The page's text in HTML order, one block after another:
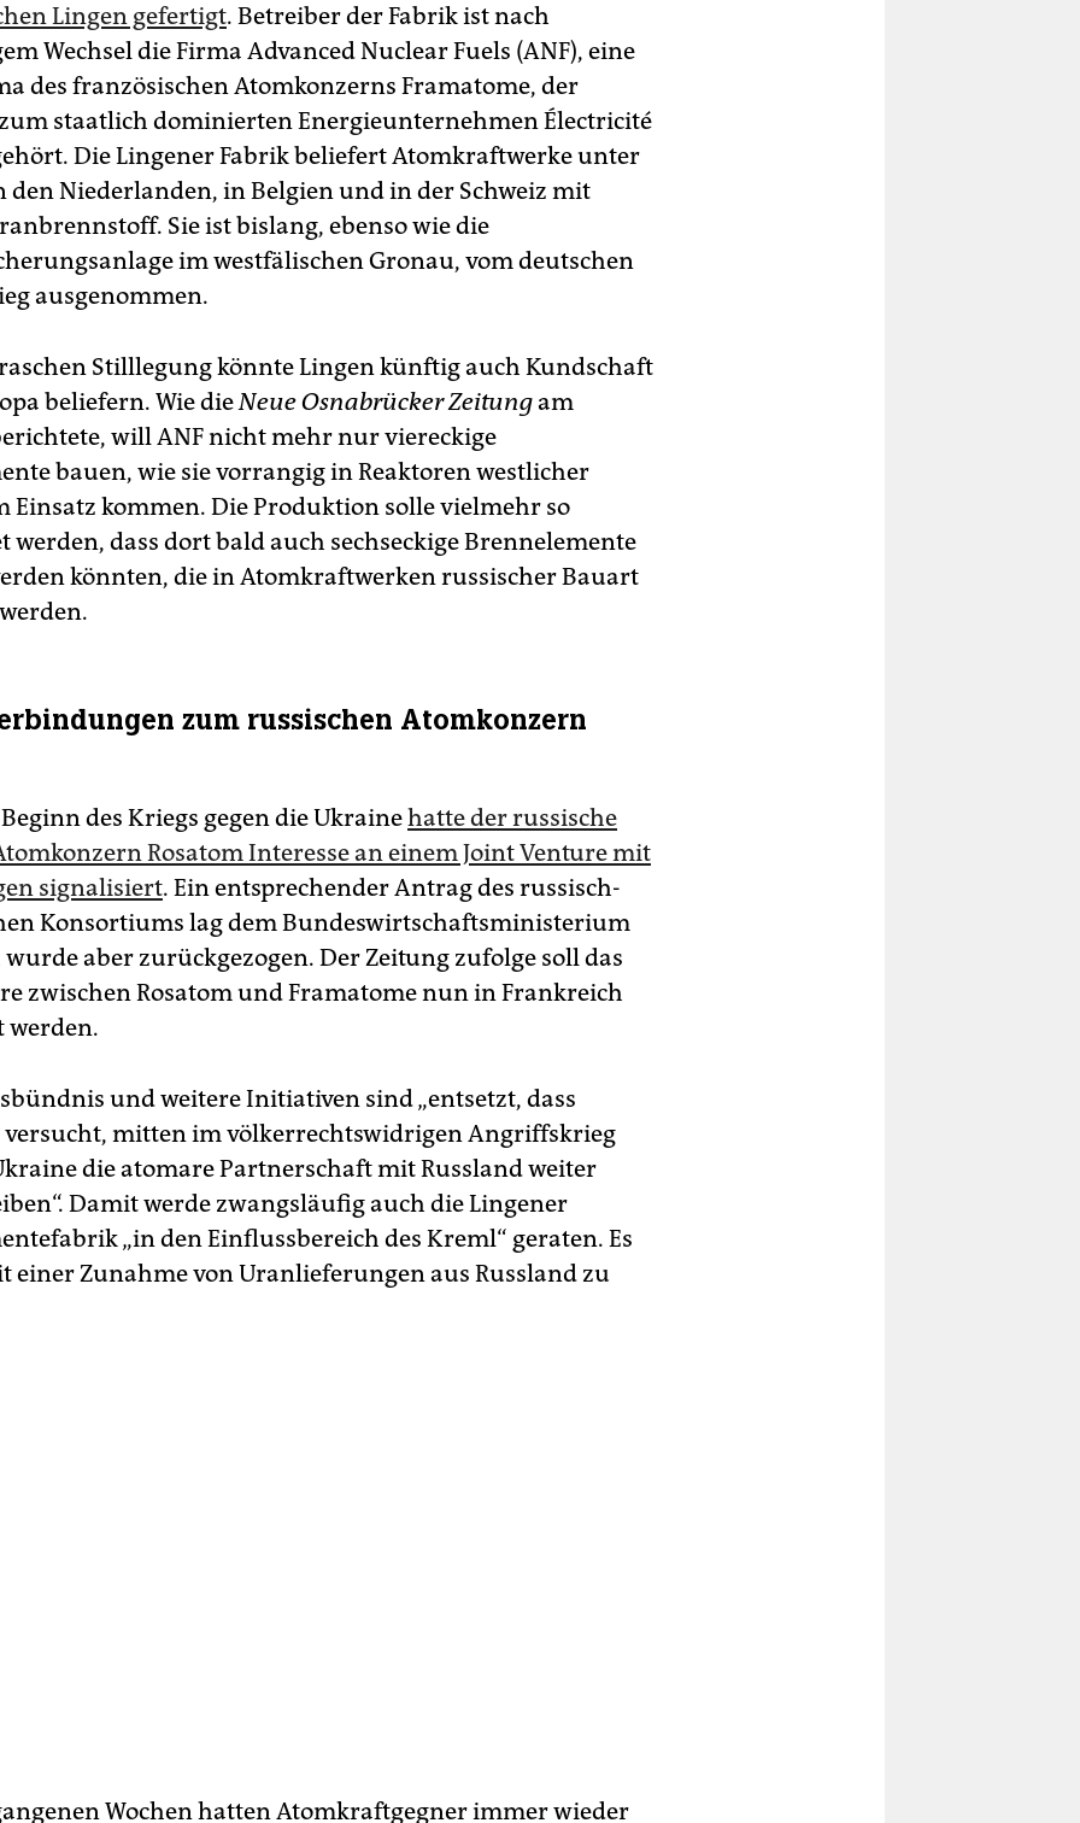
Lingen gefertigt. Betreiber der Fabrik ist nach
Wechsel die Firma Advanced Nuclear Fuels (ANF), eine
des französischen Atomkonzerns Framatome, der
staatlich dominierten Energieunternehmen Électricité
Die Lingener Fabrik beliefert Atomkraftwerke unter
den Niederlanden, in Belgien und in der Schweiz mit
Sie ist bislang, ebenso wie die
im westfälischen Gronau, vom deutschen
ausgenommen.
Stilllegung könnte Lingen künftig auch Kundschaft
beliefern. Wie dieNeue Osnabrücker Zeitungam
will ANF nicht mehr nur viereckige
bauen, wie sie vorrangig in Reaktoren westlicher
Einsatz kommen. Die Produktion solle vielmehr so
werden, dass dort bald auch sechseckige Brennelemente
könnten, die in Atomkraftwerken russischer Bauart
zum russischen Atomkonzern
des Kriegs gegen die Ukrainehatte der russische
Rosatom Interesse an einem Joint Venture mit
signalisiert. Ein entsprechender Antrag des russisch-
Konsortiums lag dem Bundeswirtschaftsministerium
aber zurückgezogen. Der Zeitung zufolge soll das
zwischen Rosatom und Framatome nun in Frankreich
werden.
und weitere Initiativen sind „entsetzt, dass
mitten im völkerrechtswidrigen Angriffskrieg
die atomare Partnerschaft mit Russland weiter
Damit werde zwangsläufig auch die Lingener
„in den Einflussbereich des Kreml“ geraten. Es
einer Zunahme von Uranlieferungen aus Russland zu
Wochen hatten Atomkraftgegner immer wieder